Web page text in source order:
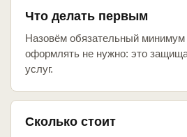
Что делать первым
Назовём обязательный минимум
оформлять не нужно: это
услуг.
Сколько стоит